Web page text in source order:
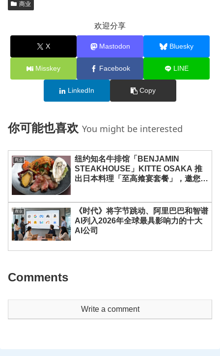
商业
欢迎分享
X Mastodon Bluesky
Misskey Facebook LINE
LinkedIn Copy
你可能也喜欢 You might be interested
商业
纽约知名牛排馆「BENJAMIN
STEAKHOUSE」KITTE OSAKA 推
出日本料理「至高飨宴套餐」，邀您尽
商业
《时代》将字节跳动、阿里巴巴和智谱
AI列入2026年全球最具影响力的十大
AI公司
Comments
Write a comment